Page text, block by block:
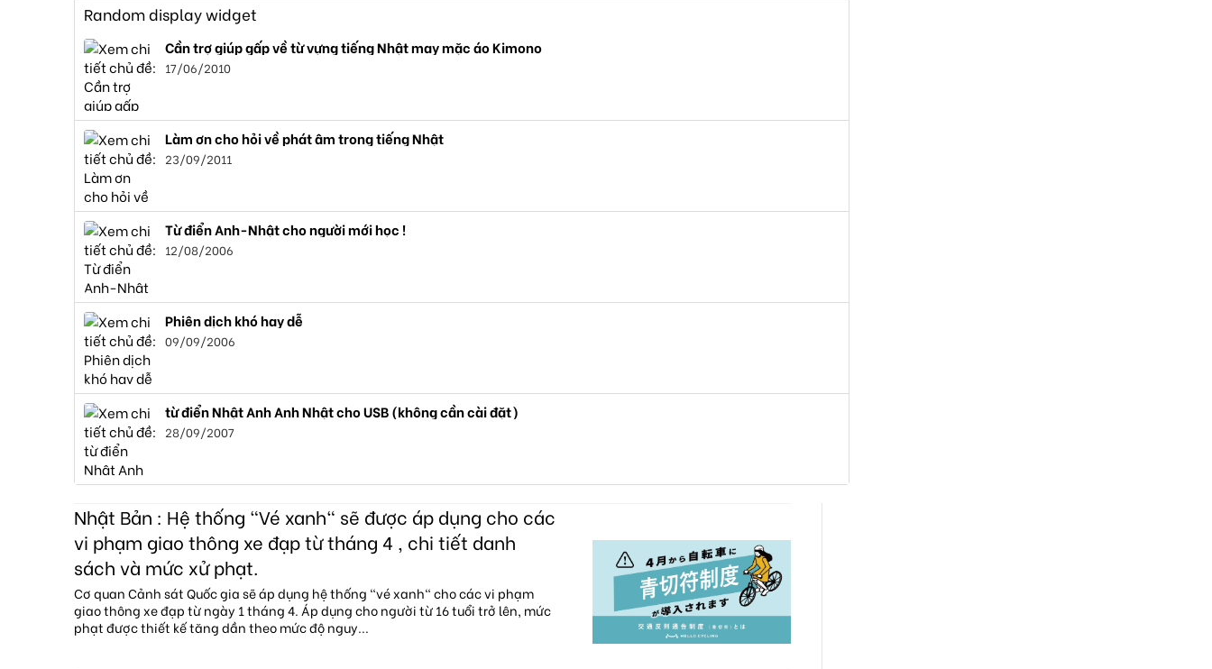
Random display widget
Cần trợ giúp gấp về từ vựng tiếng Nhật may mặc áo Kimono
17/06/2010
Làm ơn cho hỏi về phát âm trong tiếng Nhật
23/09/2011
Từ điển Anh-Nhật cho người mới học !
12/08/2006
Phiên dịch khó hay dễ
09/09/2006
từ điển Nhật Anh Anh Nhật cho USB (không cần cài đặt)
28/09/2007
Nhật Bản : Hệ thống "Vé xanh" sẽ được áp dụng cho các
vi phạm giao thông xe đạp từ tháng 4 , chi tiết danh
sách và mức xử phạt.
Cơ quan Cảnh sát Quốc gia sẽ áp dụng hệ thống "vé xanh" cho các vi phạm
giao thông xe đạp từ ngày 1 tháng 4. Áp dụng cho người từ 16 tuổi trở lên, mức
phạt được thiết kế tăng dần theo mức độ nguy...